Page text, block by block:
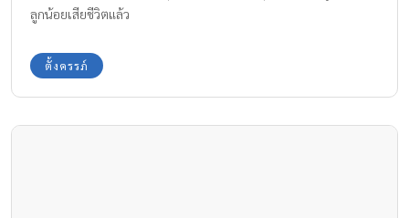
ลูกน้อยเสียชีวิตแล้ว
ตั้งครรภ์